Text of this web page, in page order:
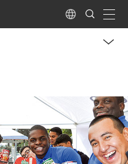
Language
Search
Submit